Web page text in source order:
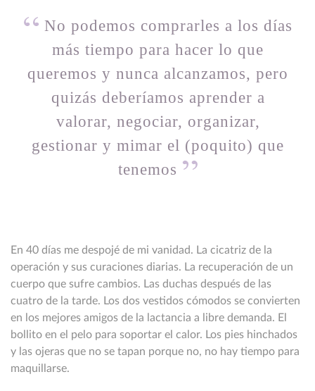
No podemos comprarles a los días
más tiempo para hacer lo que
queremos y nunca alcanzamos, pero
quizás deberíamos aprender a
valorar, negociar, organizar,
gestionar y mimar el (poquito) que
tenemos
En 40 días me despojé de mi vanidad. La cicatriz de la
operación y sus curaciones diarias. La recuperación de un
cuerpo que sufre cambios. Las duchas después de las
cuatro de la tarde. Los dos vestidos cómodos se convierten
en los mejores amigos de la lactancia a libre demanda. El
bollito en el pelo para soportar el calor. Los pies hinchados
y las ojeras que no se tapan porque no, no hay tiempo para
maquillarse.